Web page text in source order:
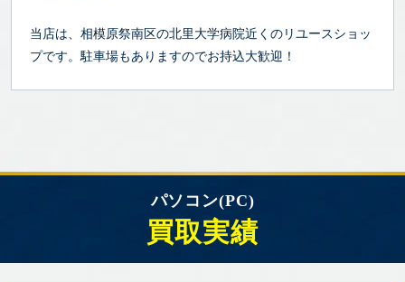
当店は、相模原祭南区の北里大学病院近くのリユースショッ
プです。駐車場もありますのでお持込大歓迎！
パソコン(PC)
買取実績